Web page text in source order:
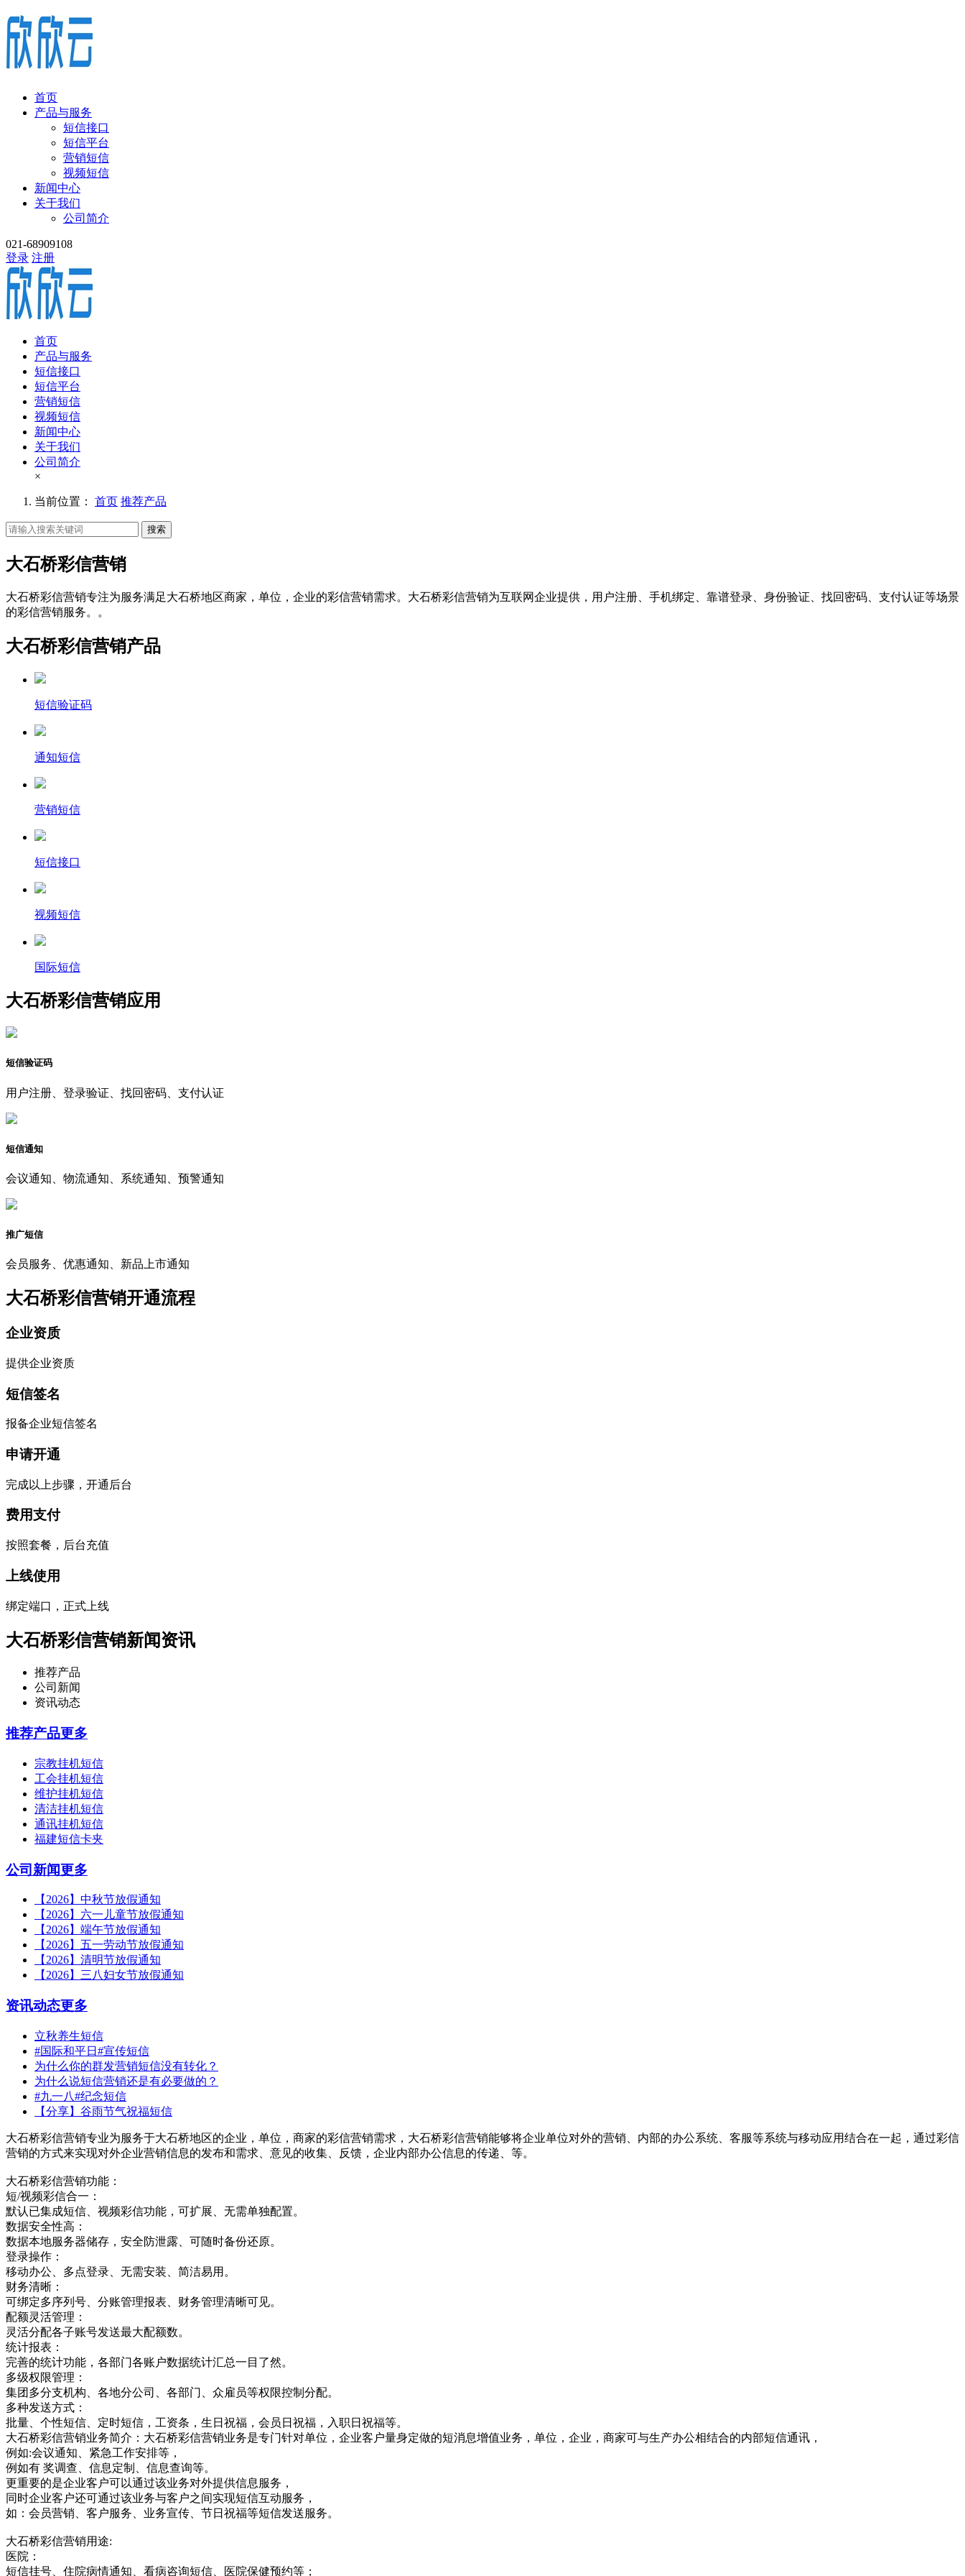
首页
产品与服务
短信接口
短信平台
营销短信
视频短信
新闻中心
关于我们
公司简介
021-68909108
登录 注册
首页
产品与服务
短信接口
短信平台
营销短信
视频短信
新闻中心
关于我们
公司简介
×
当前位置： 首页 推荐产品
搜索
大石桥彩信营销
大石桥彩信营销专注为服务满足大石桥地区商家，单位，企业的彩信营销需求。大石桥彩信营销为互联网企业提供，用户注册、手机绑定、靠谱登录、身份验证、找回密码、支付认证等场景
的彩信营销服务。。
大石桥彩信营销产品
短信验证码
通知短信
营销短信
短信接口
视频短信
国际短信
大石桥彩信营销应用
短信验证码
用户注册、登录验证、找回密码、支付认证
短信通知
会议通知、物流通知、系统通知、预警通知
推广短信
会员服务、优惠通知、新品上市通知
大石桥彩信营销开通流程
企业资质
提供企业资质
短信签名
报备企业短信签名
申请开通
完成以上步骤，开通后台
费用支付
按照套餐，后台充值
上线使用
绑定端口，正式上线
大石桥彩信营销新闻资讯
推荐产品
公司新闻
资讯动态
推荐产品更多
宗教挂机短信
工会挂机短信
维护挂机短信
清洁挂机短信
通讯挂机短信
福建短信卡夹
公司新闻更多
【2026】中秋节放假通知
【2026】六一儿童节放假通知
【2026】端午节放假通知
【2026】五一劳动节放假通知
【2026】清明节放假通知
【2026】三八妇女节放假通知
资讯动态更多
立秋养生短信
#国际和平日#宣传短信
为什么你的群发营销短信没有转化？
为什么说短信营销还是有必要做的？
#九一八#纪念短信
【分享】谷雨节气祝福短信
大石桥彩信营销专业为服务于大石桥地区的企业，单位，商家的彩信营销需求，大石桥彩信营销能够将企业单位对外的营销、内部的办公系统、客服等系统与移动应用结合在一起，通过彩信
营销的方式来实现对外企业营销信息的发布和需求、意见的收集、反馈，企业内部办公信息的传递、等。
大石桥彩信营销功能：
短/视频彩信合一：
默认已集成短信、视频彩信功能，可扩展、无需单独配置。
数据安全性高：
数据本地服务器储存，安全防泄露、可随时备份还原。
登录操作：
移动办公、多点登录、无需安装、简洁易用。
财务清晰：
可绑定多序列号、分账管理报表、财务管理清晰可见。
配额灵活管理：
灵活分配各子账号发送最大配额数。
统计报表：
完善的统计功能，各部门各账户数据统计汇总一目了然。
多级权限管理：
集团多分支机构、各地分公司、各部门、众雇员等权限控制分配。
多种发送方式：
批量、个性短信、定时短信，工资条，生日祝福，会员日祝福，入职日祝福等。
大石桥彩信营销业务简介：大石桥彩信营销业务是专门针对单位，企业客户量身定做的短消息增值业务，单位，企业，商家可与生产办公相结合的内部短信通讯，
例如:会议通知、紧急工作安排等，
例如有 奖调查、信息定制、信息查询等。
更重要的是企业客户可以通过该业务对外提供信息服务，
同时企业客户还可通过该业务与客户之间实现短信互动服务，
如：会员营销、客户服务、业务宣传、节日祝福等短信发送服务。
大石桥彩信营销用途:
医院：
短信挂号、住院病情通知、看病咨询短信、医院保健预约等；